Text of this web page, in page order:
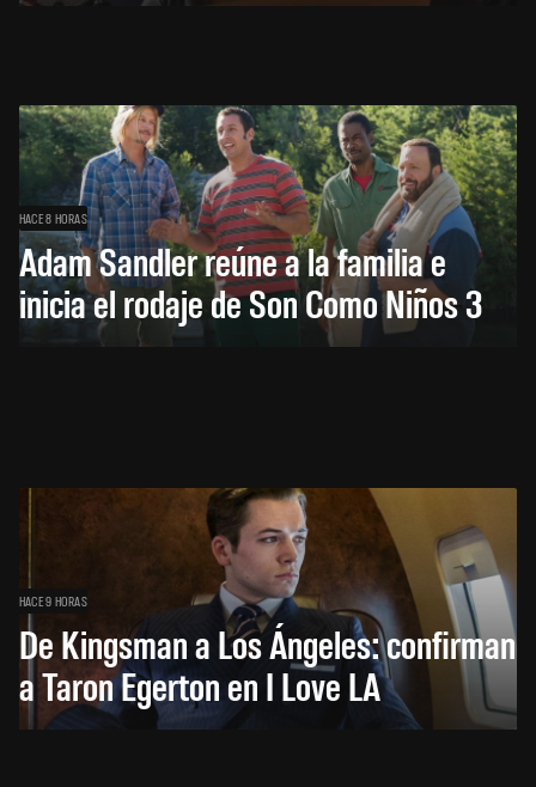
HACE 8 HORAS
Adam Sandler reúne a la familia e
inicia el rodaje de Son Como Niños 3
HACE 9 HORAS
De Kingsman a Los Ángeles: confirman
a Taron Egerton en I Love LA